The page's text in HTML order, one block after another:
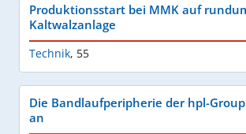
Produktionsstart bei MMK auf
Kaltwalzanlage
Technik, 55
Die Bandlaufperipherie der hpl-
an